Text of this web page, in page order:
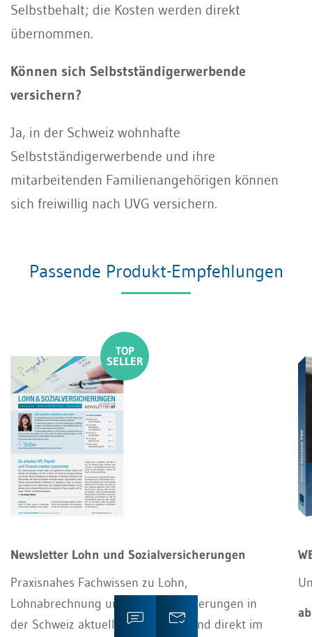
Selbstbehalt; die Kosten werden direkt
übernommen.
Können sich Selbstständigerwerbende
versichern?
Ja, in der Schweiz wohnhafte
Selbstständigerwerbende und ihre
mitarbeitenden Familienangehörigen können
sich freiwillig nach UVG versichern.
Passende Produkt-Empfehlungen
Newsletter Lohn und Sozialversicherungen
Praxisnahes Fachwissen zu Lohn,
Lohnabrechnung und Sozialversicherungen in
der Schweiz aktuell, verständlich und direkt im